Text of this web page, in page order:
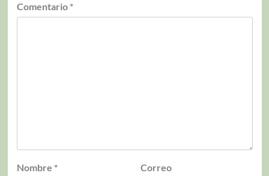
Comentario *
Nombre *
Correo